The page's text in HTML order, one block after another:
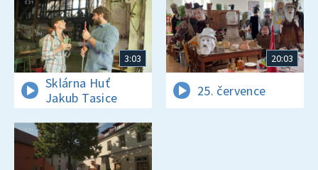
3:03
Sklárna Huť
Jakub Tasice
20:03
25. července